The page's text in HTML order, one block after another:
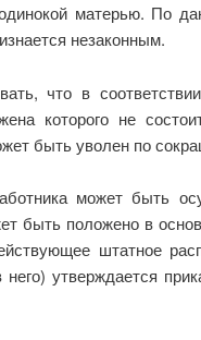
матерью. По
незаконным.
что в
которого не
быть уволен по
может быть
быть положено в
штатное
утверждается